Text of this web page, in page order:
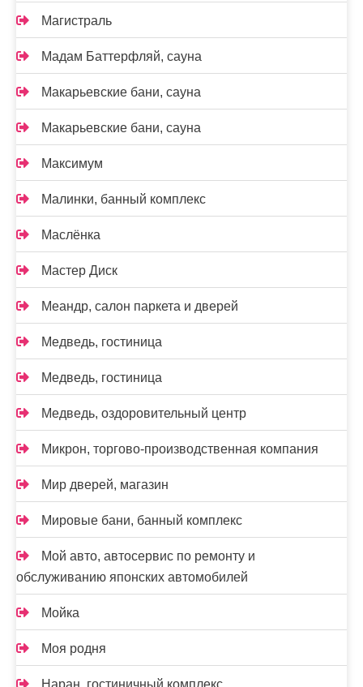
Магистраль
Мадам Баттерфляй, сауна
Макарьевские бани, сауна
Макарьевские бани, сауна
Максимум
Малинки, банный комплекс
Маслёнка
Мастер Диск
Меандр, салон паркета и дверей
Медведь, гостиница
Медведь, гостиница
Медведь, оздоровительный центр
Микрон, торгово-производственная компания
Мир дверей, магазин
Мировые бани, банный комплекс
Мой авто, автосервис по ремонту и
обслуживанию японских автомобилей
Мойка
Моя родня
Наран, гостиничный комплекс